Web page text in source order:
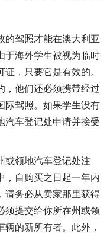
驾照才能在澳大利亚
于海外学生被视为临时
，只要它是有效的。
，他们还必须携带经过
际驾照。如果学生没有
汽车登记处申请并接受
领地汽车登记处注
，自购买之日起一年内
请务必从卖家那里获得
须提交给你所在州或领
的新所有者。此外，